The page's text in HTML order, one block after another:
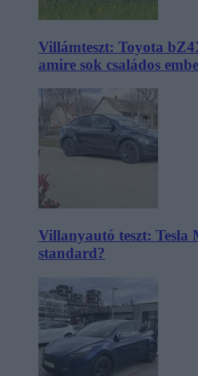
Villámteszt: Toyota
amire sok családos
Villanyautó teszt: Tesla
standard?